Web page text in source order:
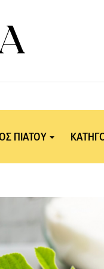
ΠΙΑΤΟΥ
Κουζίνας
Γιορτινό τραπέζι
Χριστούγεννα
Πάσχα